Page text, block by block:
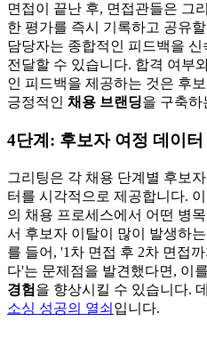
면접이 끝난 후, 면접관들은 그
한 평가를 즉시 기록하고 공유
담당자는 종합적인 피드백을
전달할 수 있습니다. 합격 여부
인 피드백을 제공하는 것은 후
긍정적인 채용 브랜딩을 구축하
4단계: 후보자 여정 데이
그리팅은 각 채용 단계별 후보
터를 시각적으로 제공합니다.
의 채용 프로세스에서 어떤 병
서 후보자 이탈이 많이 발생하
를 들어, '1차 면접 후 2차 면접
다'는 문제점을 발견했다면, 이
경험 을 향상시킬 수 있습니다.
소싱 성공의 열쇠 입니다.